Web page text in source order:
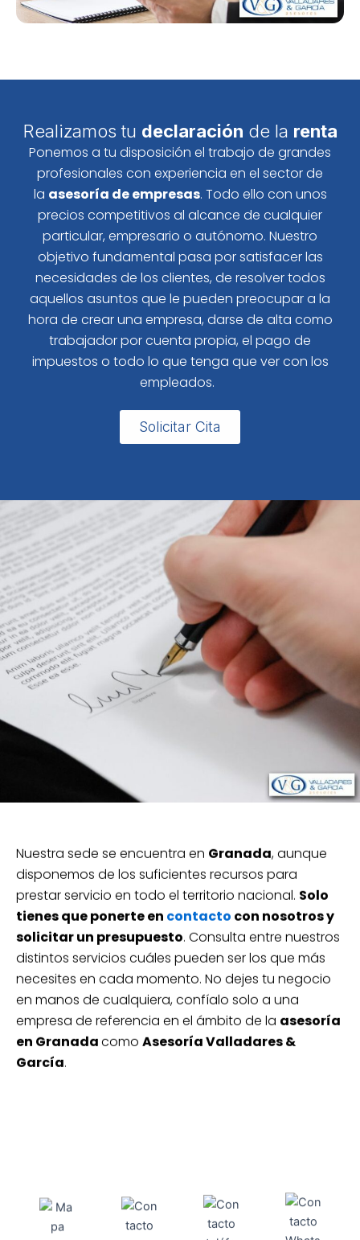
Realizamos tu declaración de la renta
Ponemos a tu disposición el trabajo de grandes
profesionales con experiencia en el sector de
la asesoría de empresas. Todo ello con unos
precios competitivos al alcance de cualquier
particular, empresario o autónomo. Nuestro
objetivo fundamental pasa por satisfacer las
necesidades de los clientes, de resolver todos
aquellos asuntos que le pueden preocupar a la
hora de crear una empresa, darse de alta como
trabajador por cuenta propia, el pago de
impuestos o todo lo que tenga que ver con los
empleados.
Solicitar Cita
Nuestra sede se encuentra en Granada, aunque
disponemos de los suficientes recursos para
prestar servicio en todo el territorio nacional. Solo
tienes que ponerte en contacto con nosotros y
solicitar un presupuesto. Consulta entre nuestros
distintos servicios cuáles pueden ser los que más
necesites en cada momento. No dejes tu negocio
en manos de cualquiera, confíalo solo a una
empresa de referencia en el ámbito de la asesoría
en Granadacomo Asesoría Valladares &
García.